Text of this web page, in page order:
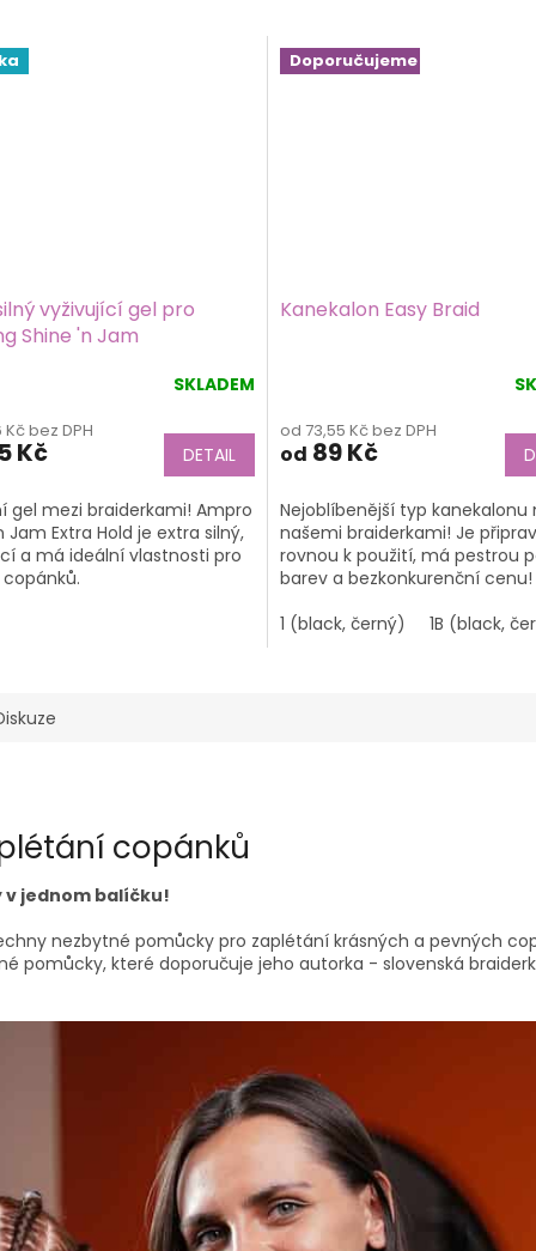
vyživující gel pro
Shine 'n Jam
SKLADEM
Kč bez DPH
Kč DETAIL
gel mezi braiderkami! Ampro
Jam Extra Hold je extra silný,
a má ideální vlastnosti pro
Doporučujeme
Kanekalon Easy Braid
produktu
je
z
5
hvězdiček.
od 73,55 Kč bez DPH
od 89 Kč
Nejoblíbenější typ kanekalonu
našemi braiderkami! Je
rovnou k použití, má pestrou
barev a bezkonkurenční cenu!
1 (black, černý)
1B (black,
copánků
jednom balíčku!
nezbytné pomůcky pro zaplétání krásných a pevných
pomůcky, které doporučuje jeho autorka - slovenská